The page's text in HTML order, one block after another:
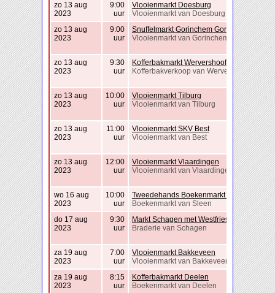
zo 13 aug
2023
9:00
uur
Vlooienmarkt Doesburg
Vlooienmarkt van Doesburg
zo 13 aug
2023
9:00
uur
Snuffelmarkt Gorinchem Gorinchem
Vlooienmarkt van Gorinchem
zo 13 aug
2023
9:30
uur
Kofferbakmarkt Wervershoof
Kofferbakverkoop van Wervershoof
zo 13 aug
2023
10:00
uur
Vlooienmarkt Tilburg
Vlooienmarkt van Tilburg
zo 13 aug
2023
11:00
uur
Vlooienmarkt SKV Best
Vlooienmarkt van Best
zo 13 aug
2023
12:00
uur
Vlooienmarkt Vlaardingen
Vlooienmarkt van Vlaardingen
wo 16 aug
2023
10:00
uur
Tweedehands Boekenmarkt Sleen
Boekenmarkt van Sleen
do 17 aug
2023
9:30
uur
Markt Schagen met Westfriese Folklore
Braderie van Schagen
za 19 aug
2023
7:00
uur
Vlooienmarkt Bakkeveen
Vlooienmarkt van Bakkeveen
za 19 aug
2023
8:15
uur
Kofferbakmarkt Deelen
Boekenmarkt van Deelen